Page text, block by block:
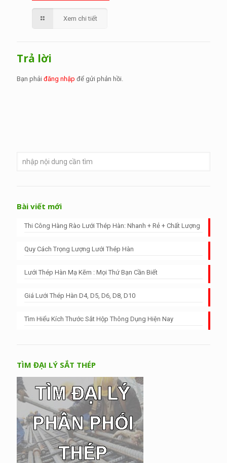
Xem chi tiết
Trả lời
Bạn phải đăng nhập để gửi phản hồi.
Bài viết mới
Thi Công Hàng Rào Lưới Thép Hàn: Nhanh + Rẻ + Chất Lượng
Quy Cách Trọng Lượng Lưới Thép Hàn
Lưới Thép Hàn Mạ Kẽm : Mọi Thứ Bạn Cần Biết
Giá Lưới Thép Hàn D4, D5, D6, D8, D10
Tìm Hiểu Kích Thước Sắt Hộp Thông Dụng Hiện Nay
TÌM ĐẠI LÝ SẮT THÉP